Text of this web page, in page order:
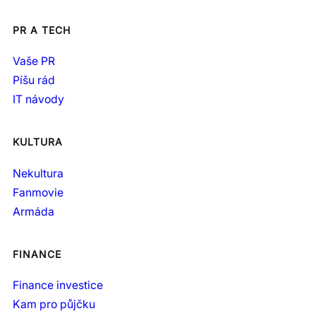
PR A TECH
Vaše PR
Píšu rád
IT návody
KULTURA
Nekultura
Fanmovie
Armáda
FINANCE
Finance investice
Kam pro půjčku